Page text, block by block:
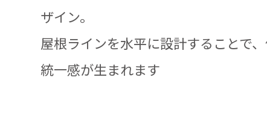
ザイン。
屋根ラインを水平に設計することで
統一感が生まれます